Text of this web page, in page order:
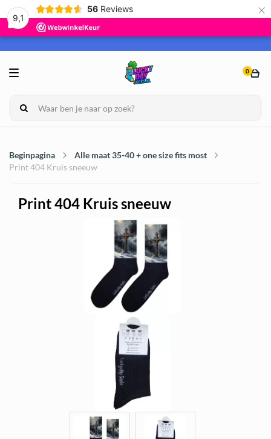
9,1
56 Reviews ×
0
Beginpagina
Alle maat 35-40 + one size fits most
Print 404 Kruis sneeuw
Print 404 Kruis sneeuw